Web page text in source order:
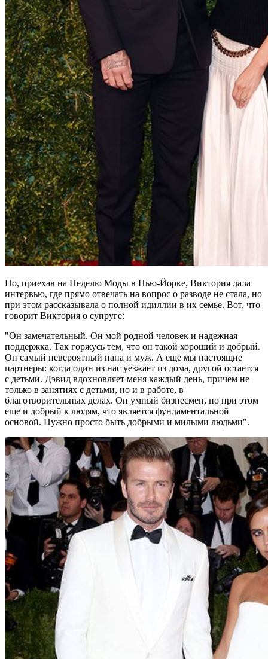
Но, приехав на Неделю Моды в Нью-Йорке, Виктория дала
интервью, где прямо отвечать на вопрос о разводе не стала, но
при этом рассказывала о полной идиллии в их семье. Вот, что
говорит Виктория о супруге:
"Он замечательный. Он мой родной человек и надежная
поддержка. Так горжусь тем, что он такой хороший и добрый.
Он самый невероятный папа и муж. А еще мы настоящие
партнеры: когда один из нас уезжает из дома, другой остается
с детьми. Дэвид вдохновляет меня каждый день, причем не
только в занятиях с детьми, но и в работе, в
благотворительных делах. Он умный бизнесмен, но при этом
еще и добрый к людям, что является фундаментальной
основой. Нужно просто быть добрыми и милыми людьми".